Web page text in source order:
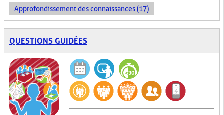
Approfondissement des connaissances (17)
QUESTIONS GUIDÉES